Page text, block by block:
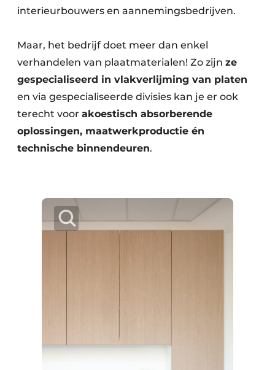
interieurbouwers en aannemingsbedrijven.
Maar, het bedrijf doet meer dan enkel
verhandelen van plaatmaterialen! Zo zijn ze
gespecialiseerd in vlakverlijming van platen
en via gespecialiseerde divisies kan je er ook
terecht voor akoestisch absorberende
oplossingen, maatwerkproductie én
technische binnendeuren.